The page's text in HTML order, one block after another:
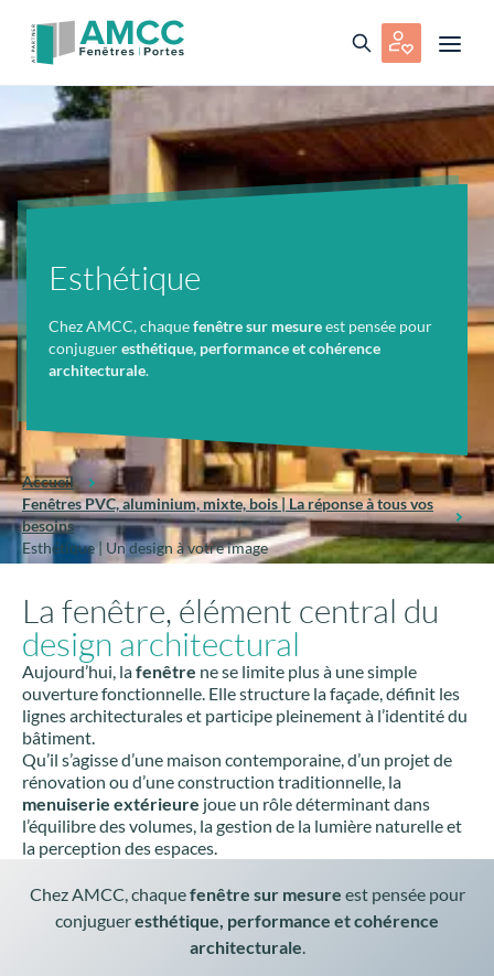
Esthétique
Chez AMCC, chaquefenêtre sur mesureest pensée pour
conjugueresthétique, performance et cohérence
architecturale.
Accueil
Fenêtres PVC, aluminium, mixte, bois | La réponse à tous vos
besoins
Esthétique | Un design à votre image
La fenêtre, élément central du
design architectural
Aujourd’hui, lafenêtre ne se limite plus à une simple
ouverture fonctionnelle. Elle structure la façade, définit les
lignes architecturales et participe pleinement à l’identité du
bâtiment.
Qu’il s’agisse d’une maison contemporaine, d’un projet de
rénovation ou d’une construction traditionnelle, la
menuiserie extérieure joue un rôle déterminant dans
l’équilibre des volumes, la gestion de la lumière naturelle et
la perception des espaces.
Chez AMCC, chaquefenêtre sur mesure est pensée pour
conjugueresthétique, performance et cohérence
architecturale.